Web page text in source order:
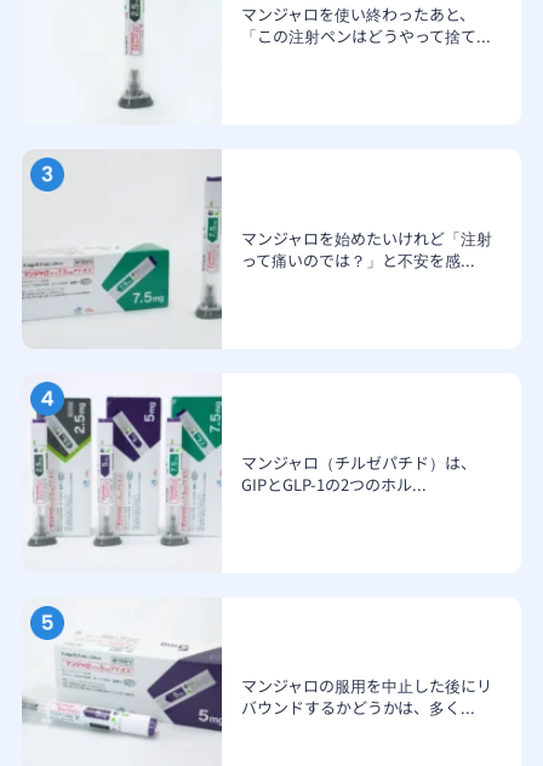
マンジャロを使い終わったあと、
「この注射ペンはどうやって捨て...
マンジャロを始めたいけれど「注射
って痛いのでは？」と不安を感...
マンジャロ（チルゼパチド）は、
GIPとGLP-1の2つのホル...
マンジャロの服用を中止した後にリ
バウンドするかどうかは、多く...